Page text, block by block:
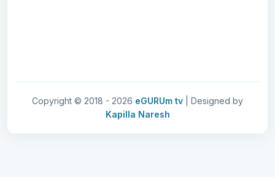
Copyright © 2018 - 2026 eGURUm tv | Designed by
Kapilla Naresh